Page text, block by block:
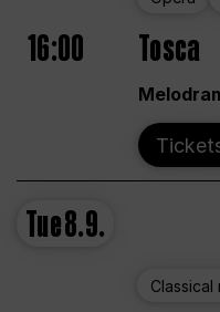
16:00 Tosca
Tue8.9.
Classical